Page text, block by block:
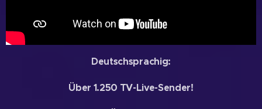
Deutschsprachig:
Über 1.250 TV-Live-Sender!